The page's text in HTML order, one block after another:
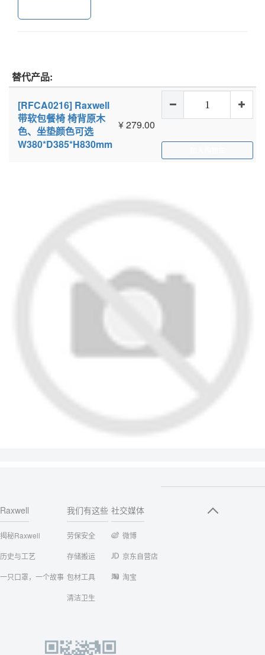
替代产品:
[RFCA0216] Raxwell
带软包餐椅 椅背原木
色、坐垫颜色可选
W380*D385*H830mm
¥279.00
Raxwell
揭秘Raxwell
历史与工艺
一只口罩，一个故事
我们有这些
劳保安全
存储搬运
包材工具
清洁卫生
社交媒体
微博
京东自营店
淘宝